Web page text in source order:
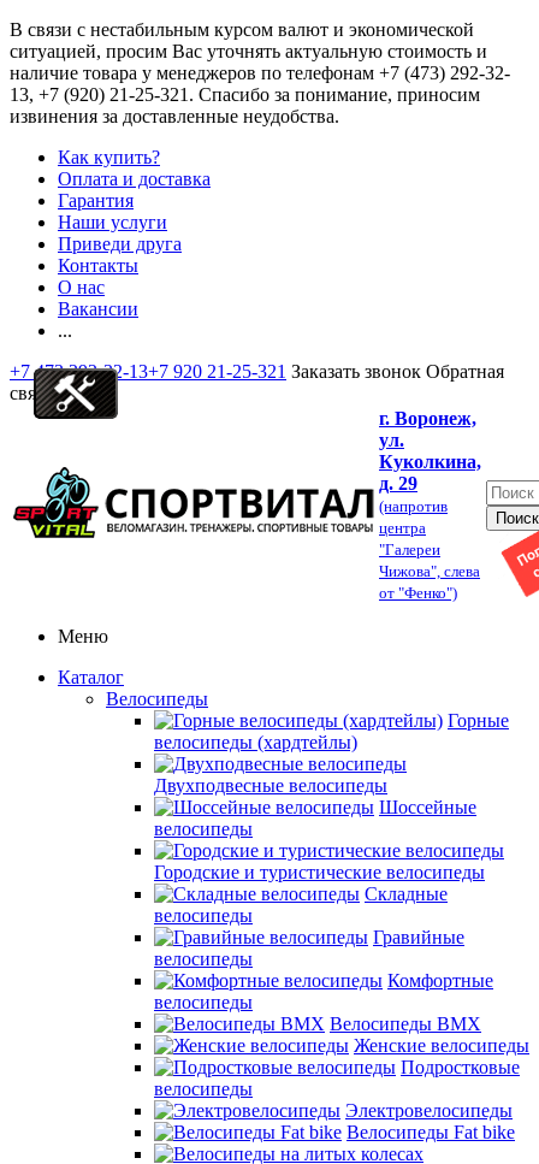
В связи с нестабильным курсом валют и экономической
ситуацией, просим Вас уточнять актуальную стоимость и
наличие товара у менеджеров по телефонам +7 (473) 292-32-
13, +7 (920) 21-25-321 . Спасибо за понимание, приносим
извинения за доставленные неудобства.
Как купить?
Оплата и доставка
Гарантия
Наши услуги
Приведи друга
Контакты
О нас
Вакансии
...
+7 473 292-32-13+7 920 21-25-321 Заказать звонок Обратная
связь
г. Воронеж,
ул.
Куколкина,
д. 29
(напротив
центра
"Галереи
Чижова", слева
от "Фенко")
Меню
Каталог
Велосипеды
Горные
велосипеды (хардтейлы)
Двухподвесные велосипеды
Шоссейные
велосипеды
Городские и туристические велосипеды
Складные
велосипеды
Гравийные
велосипеды
Комфортные
велосипеды
Велосипеды BMX
Женские велосипеды
Подростковые
велосипеды
Электровелосипеды
Велосипеды Fat bike